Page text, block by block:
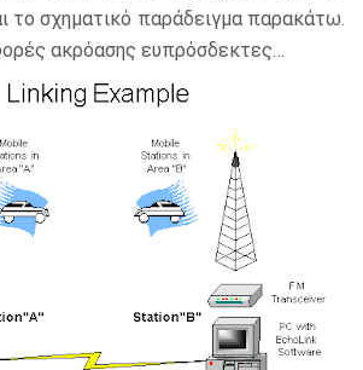
το σχηματικό παράδειγμα παρακάτω.
ακρόασης ευπρόσδεκτες…